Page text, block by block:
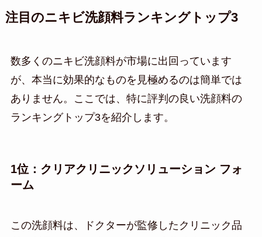
注目のニキビ洗顔料ランキングトップ3
数多くのニキビ洗顔料が市場に出回っています
が、本当に効果的なものを見極めるのは簡単では
ありません。ここでは、特に評判の良い洗顔料の
ランキングトップ3を紹介します。
1位：クリアクリニックソリューション フォ
ーム
この洗顔料は、ドクターが監修したクリニック品